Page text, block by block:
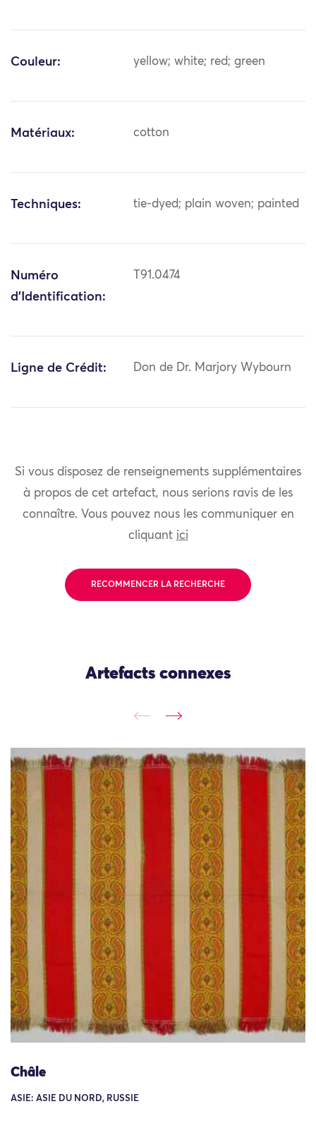
Couleur: yellow; white; red; green
Matériaux: cotton
Techniques: tie-dyed; plain woven; painted
Numéro
d'Identification:
T91.0474
Ligne de Crédit: Don de Dr. Marjory Wybourn
Si vous disposez de renseignements supplémentaires
à propos de cet artefact, nous serions ravis de les
connaître. Vous pouvez nous les communiquer en
cliquant ici
RECOMMENCER LA RECHERCHE
Artefacts connexes
Châle
ASIE: ASIE DU NORD, RUSSIE